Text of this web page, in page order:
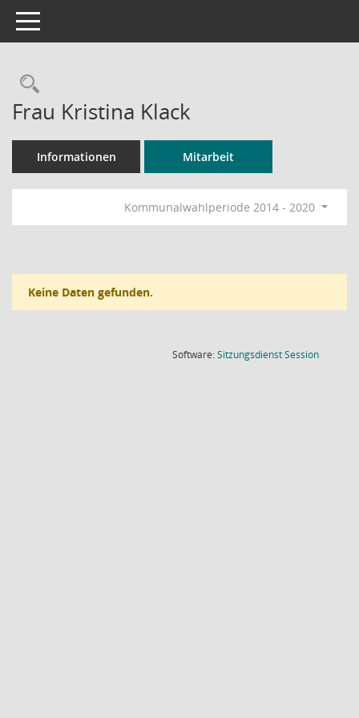
Toggle navigation
Rechercheauswahl
Frau Kristina Klack
Informationen Mitarbeit
Kommunalwahlperiode 2014 - 2020
Keine Daten gefunden.
Software:SitzungsdienstSession(Wird in